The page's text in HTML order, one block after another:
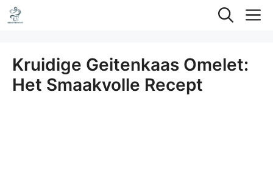
Ga
naar
inhoud
Kruidige Geitenkaas Omelet:
Het Smaakvolle Recept